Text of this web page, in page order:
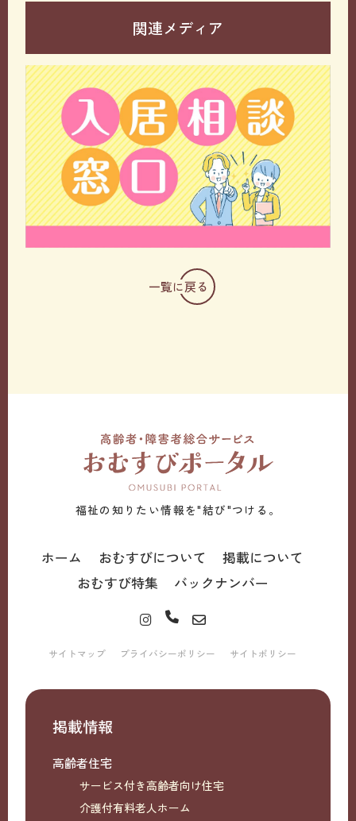
関連メディア
一覧に戻る
福祉の知りたい情報を"結び"つける。
ホーム おむすびについて
掲載について
おむすび特集
バックナンバー
サイトマップ プライバシーポリシー サイトポリシー
掲載情報
高齢者住宅
サービス付き高齢者向け住宅
介護付有料老人ホーム